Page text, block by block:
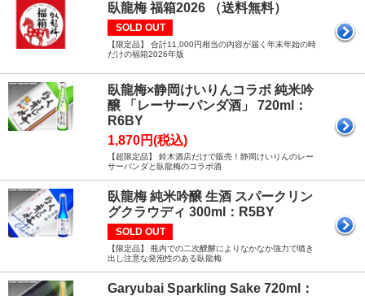
臥龍梅 福箱2026 （送料無料）
SOLD OUT
【限定品】 合計11,000円相当の内容が届く年末年始の時
だけの福箱2026年版
臥龍梅×静岡けいりんコラボ 純米吟
醸 「レーサーパンダ酒」 720ml：
R6BY
1,870円(税込)
【超限定品】 鈴木酒店だけで販売！静岡けいりんのレー
サーパンダと臥龍梅のコラボ酒
臥龍梅 純米吟醸 生酒 スパークリン
グクラウディ 300ml：R5BY
SOLD OUT
【限定品】 瓶内での二次醗酵によりなかなか強力で噴き
出し注意な発泡性のある臥龍梅
Garyubai Sparkling Sake 720ml：